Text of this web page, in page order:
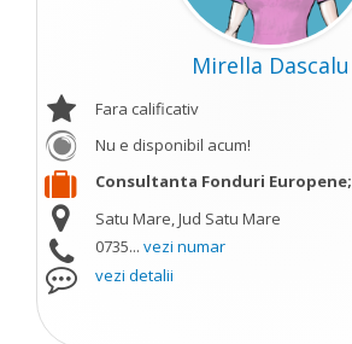
Mirella Dascalu
Fara calificativ
Nu e disponibil acum!
Consultanta Fonduri Europene;
Satu Mare, Jud Satu Mare
0735... vezi numar
vezi detalii